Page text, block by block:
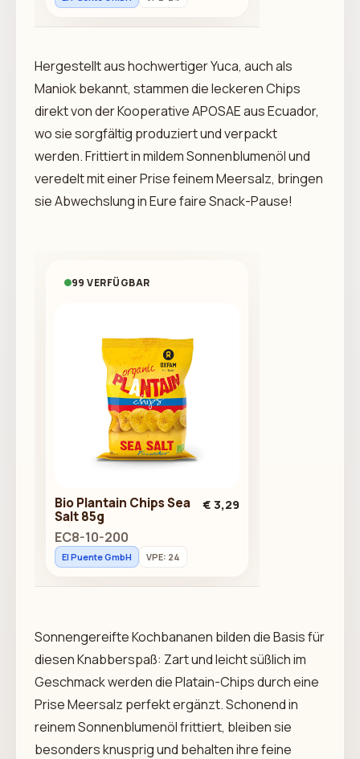
Hergestellt aus hochwertiger Yuca, auch als
Maniok bekannt, stammen die leckeren Chips
direkt von der Kooperative APOSAE aus Ecuador,
wo sie sorgfältig produziert und verpackt
werden. Frittiert in mildem Sonnenblumenöl und
veredelt mit einer Prise feinem Meersalz, bringen
sie Abwechslung in Eure faire Snack-Pause!
99 VERFÜGBAR
Bio Plantain Chips Sea
Salt 85g
EC8-10-200
€ 3,29
El Puente GmbH VPE: 24
Sonnengereifte Kochbananen bilden die Basis für
diesen Knabberspaß: Zart und leicht süßlich im
Geschmack werden die Platain-Chips durch eine
Prise Meersalz perfekt ergänzt. Schonend in
reinem Sonnenblumenöl frittiert, bleiben sie
besonders knusprig und behalten ihre feine